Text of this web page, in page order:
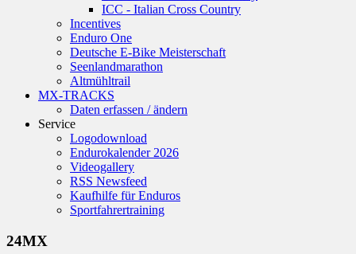
ICC - Italian Cross Country
Incentives
Enduro One
Deutsche E-Bike Meisterschaft
Seenlandmarathon
Altmühltrail
MX-TRACKS
Daten erfassen / ändern
Service
Logodownload
Endurokalender 2026
Videogallery
RSS Newsfeed
Kaufhilfe für Enduros
Sportfahrertraining
24MX